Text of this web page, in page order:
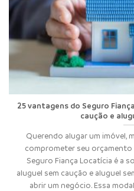
25 vantagens do Seguro
caução e
Querendo alugar um imóvel,
comprometer seu
Seguro Fiança Locatícia é a
aluguel sem caução e aluguel
abrir um negócio. Essa